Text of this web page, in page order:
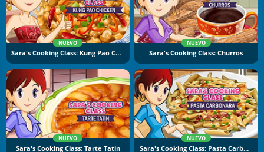
NUEVO
Sara's Cooking Class: Kung Pao Chicken
NUEVO
Sara's Cooking Class: Churros
NUEVO
Sara's Cooking Class: Tarte Tatin
NUEVO
Sara's Cooking Class: Pasta Carbonara